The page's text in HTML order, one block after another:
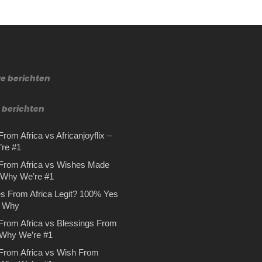
berichten
berichten
Africa vs Africanjoyflix –
#1
Africa vs Wishes Made
We’re #1
From Africa Legit? 100% Yes
Why
Africa vs Blessings From
We’re #1
Africa vs Wish From